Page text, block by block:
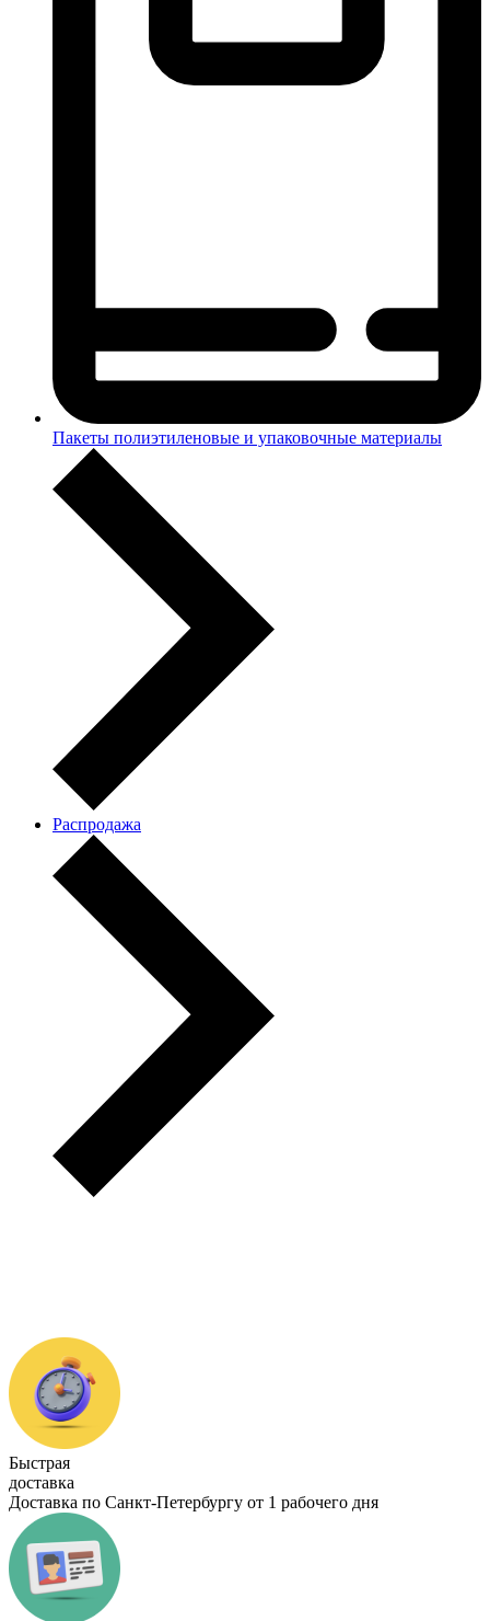
Пакеты полиэтиленовые и упаковочные материалы
Распродажа
Быстрая
доставка
Доставка по Санкт-Петербургу от 1 рабочего дня